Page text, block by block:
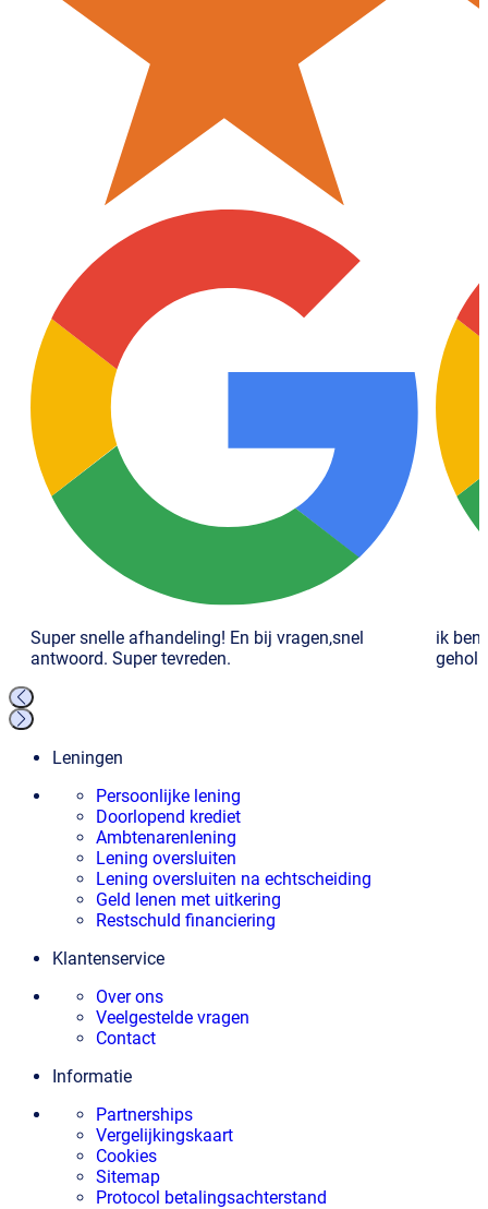
Super snelle afhandeling! En bij vragen,snel
antwoord. Super tevreden.
ik ben
Leningen
Persoonlijke lening
Doorlopend krediet
Ambtenarenlening
Lening oversluiten
Lening oversluiten na echtscheiding
Geld lenen met uitkering
Restschuld financiering
Klantenservice
Over ons
Veelgestelde vragen
Contact
Informatie
Partnerships
Vergelijkingskaart
Cookies
Sitemap
Protocol betalingsachterstand